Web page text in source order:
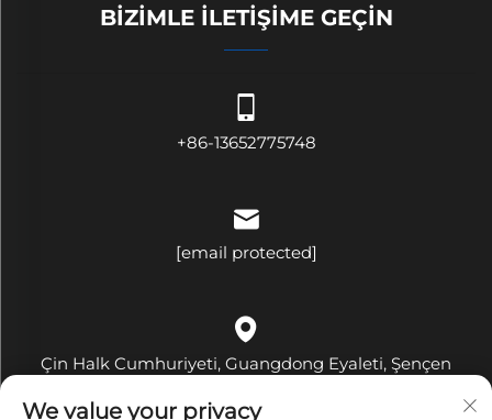
BIZIMLE İLETIŞIME GEÇIN
+86-13652775748
[email protected]
Çin Halk Cumhuriyeti, Guangdong Eyaleti, Şençen
Pingji Bulvarı No: 321, B Binası, Oda 509
We value your privacy